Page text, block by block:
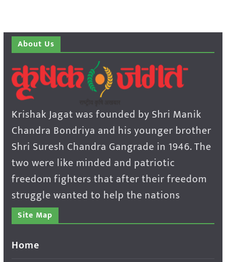
About Us
Krishak Jagat was founded by Shri Manik
Chandra Bondriya and his younger brother
Shri Suresh Chandra Gangrade in 1946. The
two were like minded and patriotic
freedom fighters that after their freedom
struggle wanted to help the nations
Site Map
Home